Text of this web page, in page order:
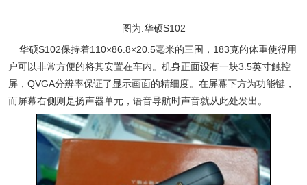
图为:华硕S102
华硕S102保持着110×86.8×20.5毫米的三围，183克的体重使得用
户可以非常方便的将其安置在车内。机身正面设有一块3.5英寸触控
屏，QVGA分辨率保证了显示画面的精细度。在屏幕下方为功能键，
而屏幕右侧则是扬声器单元，语音导航时声音就从此处发出。